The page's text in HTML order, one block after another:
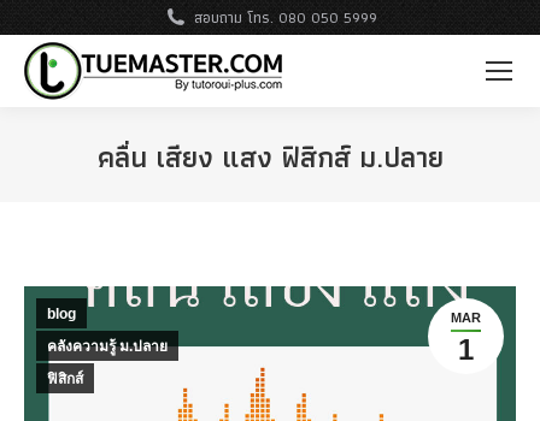
สอบถาม โทร. 080 050 5999
คลื่น เสียง แสง ฟิสิกส์ ม.ปลาย
MAR
1
blog
คลังความรู้ ม.ปลาย
ฟิสิกส์